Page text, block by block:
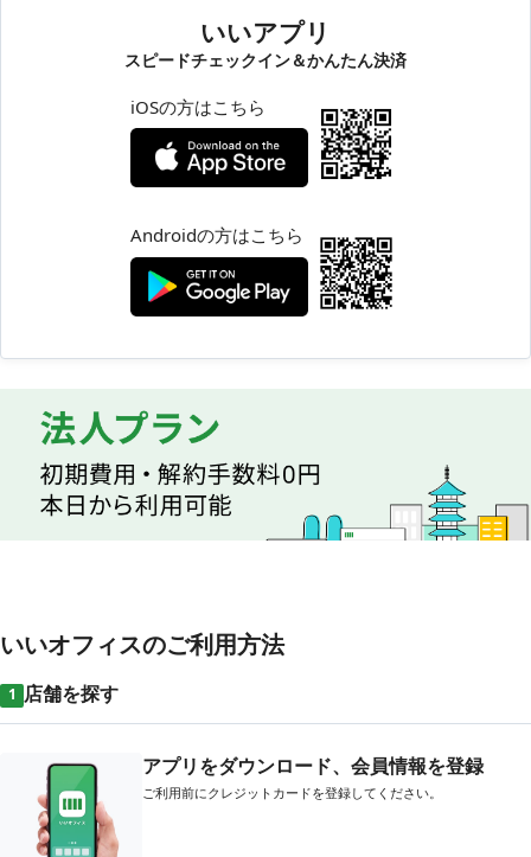
いいアプリ
スピードチェックイン＆かんたん決済
iOSの方はこちら
Androidの方はこちら
いいオフィスのご利用方法
1 店舗を探す
アプリをダウンロード、会員情報を登録
ご利用前にクレジットカードを登録してください。